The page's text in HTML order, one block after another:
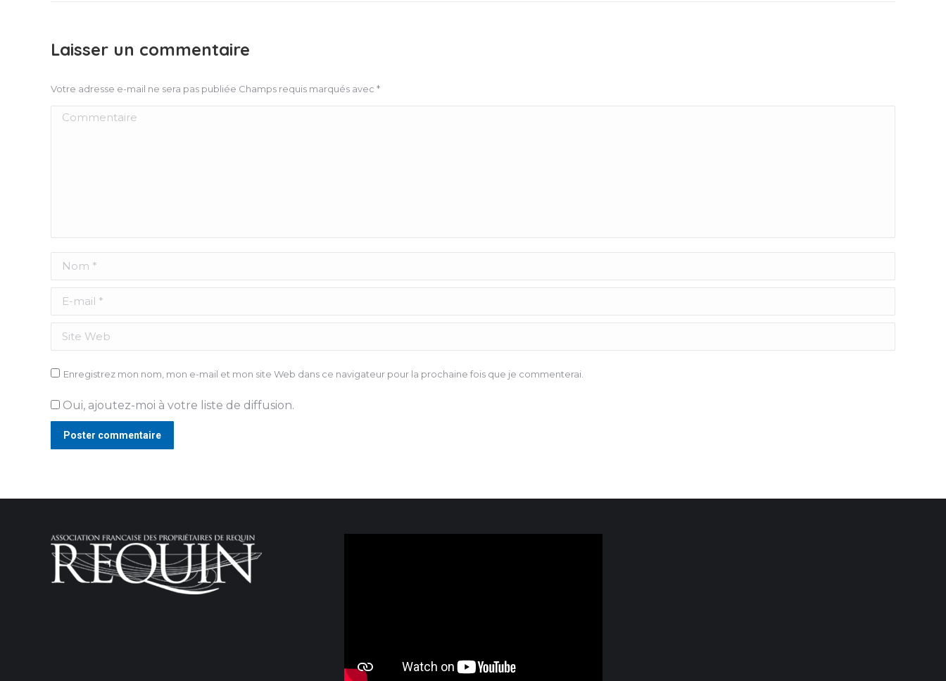
Laisser un commentaire
Votre adresse e-mail ne sera pas publiée Champs requis marqués avec *
Commentaire
Nom *
E-mail *
Site Web
Enregistrez mon nom, mon e-mail et mon site Web dans ce navigateur pour la prochaine fois que je commenterai.
Oui, ajoutez-moi à votre liste de diffusion.
Poster commentaire